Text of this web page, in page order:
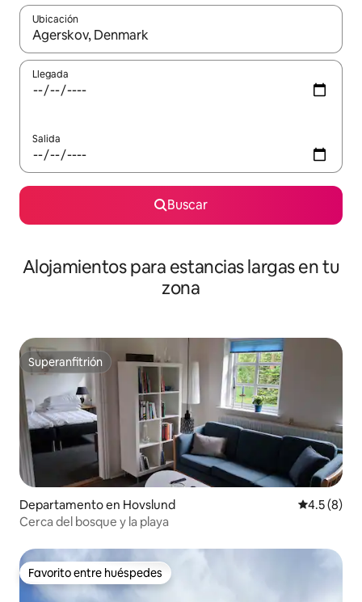
Ubicación
Cuando los resultados estén disponibles, podrás navegar
Llegada
Salida
Buscar
Alojamientos para estancias largas en tu
zona
Superanfitrión
Superanfitrión
Departamento en Hovslund
4.5 (8)
Cerca del bosque y la playa
Favorito entre huéspedes
Favorito entre huéspedes